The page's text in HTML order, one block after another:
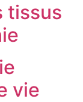
tissus
vie